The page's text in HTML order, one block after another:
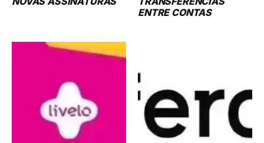
ENTRE CONTAS